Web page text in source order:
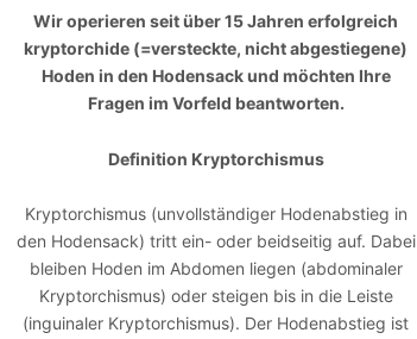
Wir operieren seit über 15 Jahren erfolgreich
kryptorchide (=versteckte, nicht abgestiegene)
Hoden in den Hodensack und möchten Ihre
Fragen im Vorfeld beantworten.
Definition Kryptorchismus
Kryptorchismus (unvollständiger Hodenabstieg in
den Hodensack) tritt ein- oder beidseitig auf. Dabei
bleiben Hoden im Abdomen liegen (abdominaler
Kryptorchismus) oder steigen bis in die Leiste
(inguinaler Kryptorchismus). Der Hodenabstieg ist